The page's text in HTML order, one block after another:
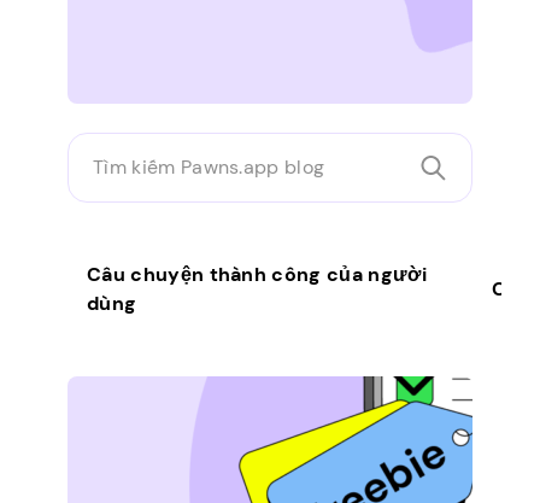
Tìm
kiếm
Pawns.app
Câu chuyện thành công của người
dùng